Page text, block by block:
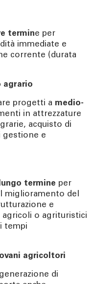
termine per
immediate e
corrente (durata
agrario
progetti a medio-
in attrezzature
acquisto di
gestione e
termine per
miglioramento del
e
agricoli o agrituristici
tempi
agricoltori
di